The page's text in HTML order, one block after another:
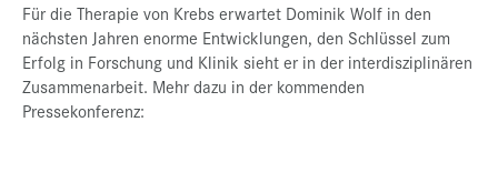
Für die Therapie von Krebs erwartet Dominik Wolf in den
nächsten Jahren enorme Entwicklungen, den Schlüssel zum
Erfolg in Forschung und Klinik sieht er in der interdisziplinären
Zusammenarbeit. Mehr dazu in der kommenden
Pressekonferenz: